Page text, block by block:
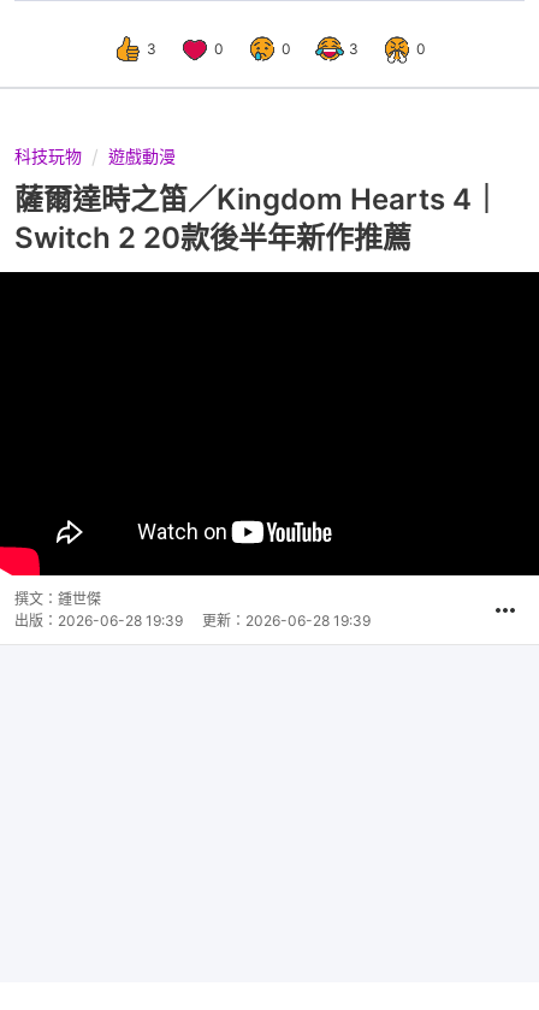
3 0 0 3 0
科技玩物 遊戲動漫
薩爾達時之笛／Kingdom Hearts 4｜
Switch 2 20款後半年新作推薦
撰文： 鍾世傑
出版： 2026-06-28 19:39 更新： 2026-06-28 19:39